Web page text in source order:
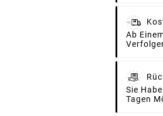
Ab
Sie
Tagen